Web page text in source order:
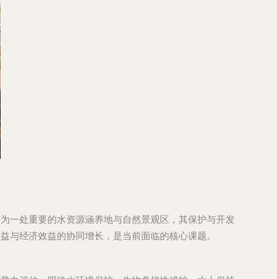
一处重要的水资源涵养地与自然景观区，其保护与开发
经济效益的协同增长，是当前面临的核心课题。